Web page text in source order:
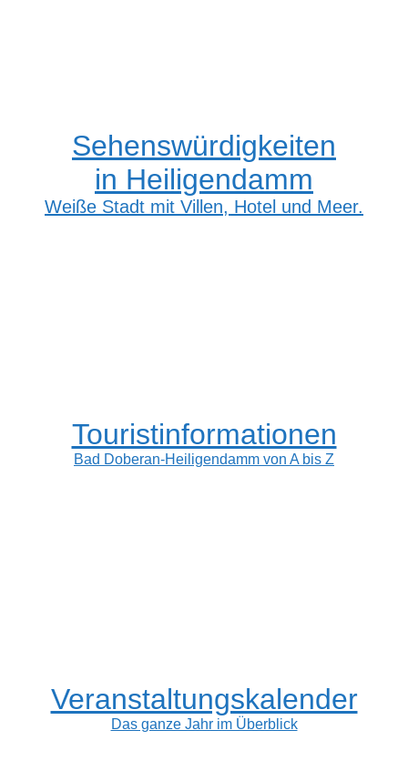
Sehenswürdigkeiten
in Heiligendamm
Weiße Stadt mit Villen, Hotel und Meer.
Touristinformationen
Bad Doberan-Heiligendamm von A bis Z
Veranstaltungskalender
Das ganze Jahr im Überblick